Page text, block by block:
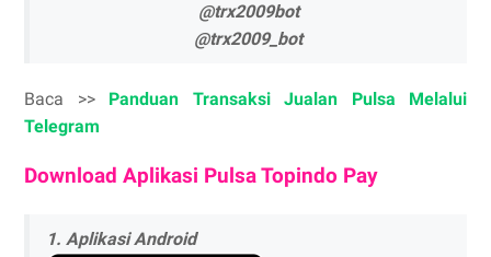
@trx2009bot
@trx2009_bot
Baca >> Panduan Transaksi Jualan Pulsa Melalui
Telegram
Download Aplikasi Pulsa Topindo Pay
1. Aplikasi Android